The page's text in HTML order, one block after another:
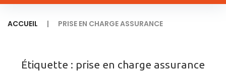
ACCUEIL | PRISE EN CHARGE ASSURANCE
Étiquette : prise en charge assurance